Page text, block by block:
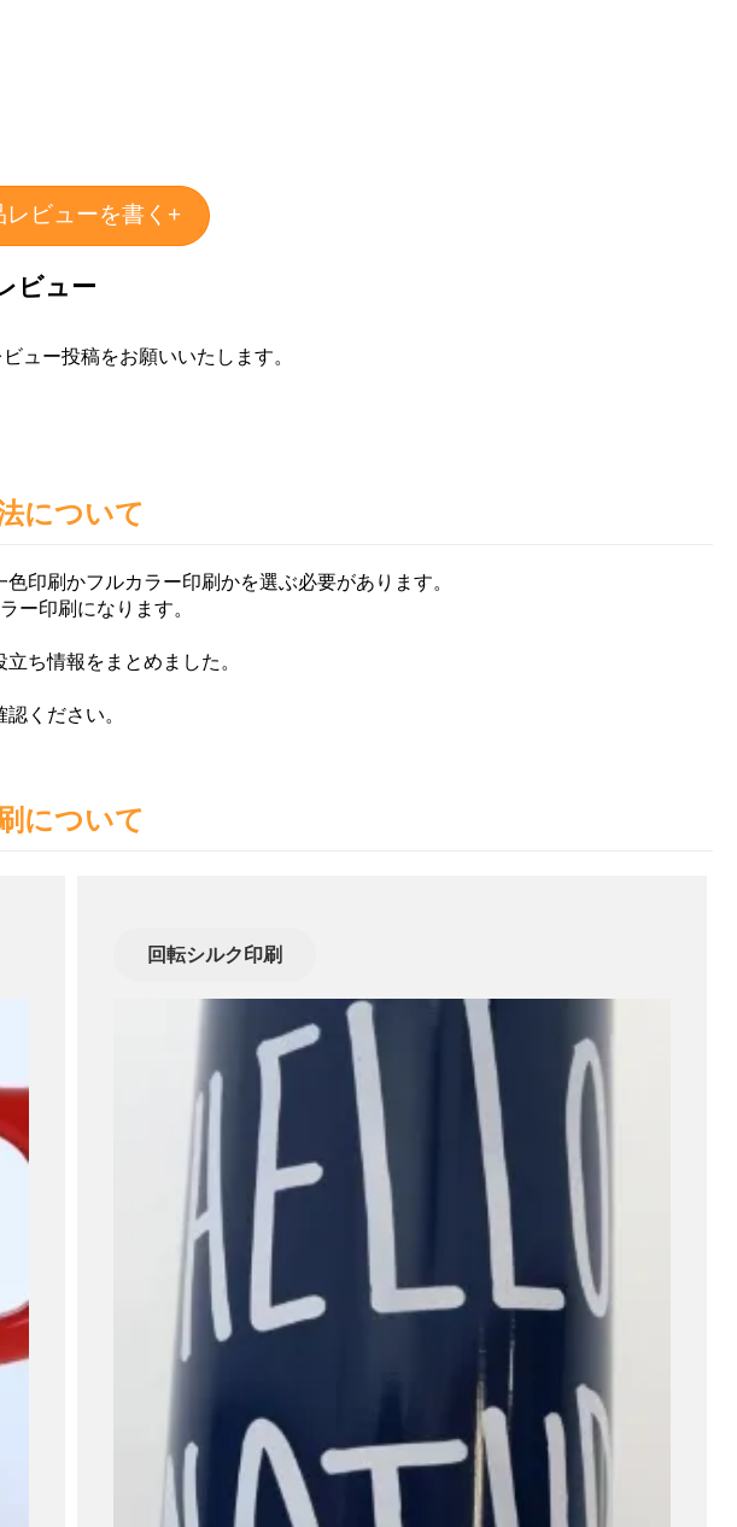
カートへ進む
レビューを書く+
ビュー
ュー投稿をお願いいたします。
について
印刷かフルカラー印刷かを選ぶ必要があります。
ー印刷になります。
ち情報をまとめました。
ください。
について
回転シルク印刷